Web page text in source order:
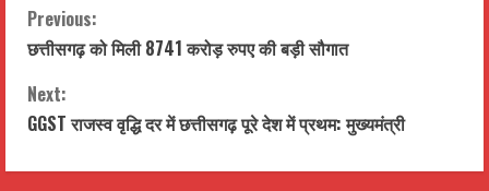
C
o
n
t
Previous:
छत्तीसगढ़ को मिली 8741 करोड़ रुपए की बड़ी सौगात
Next:
GGST राजस्व वृद्धि दर में छत्तीसगढ़ पूरे देश में प्रथम: मुख्यमंत्री